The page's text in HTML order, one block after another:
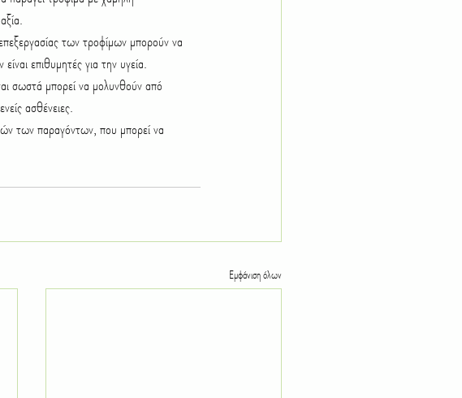
των τροφίμων μπορούν να
επιθυμητές για την υγεία.
σωστά μπορεί να μολυνθούν από
ασθένειες.
των παραγόντων, που μπορεί να
Εμφάνιση όλων